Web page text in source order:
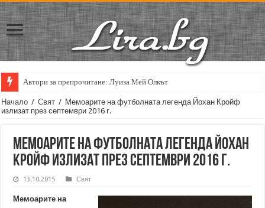
Автори за препрочитане: Луиза Мей Олкът
Начало / Свят / Мемоарите на футболната легенда Йохан Кройф
излизат през септември 2016 г.
Мемоарите на футболната легенда Йохан
Кройф излизат през септември 2016 г.
13.10.2015 Свят
Мемоарите на